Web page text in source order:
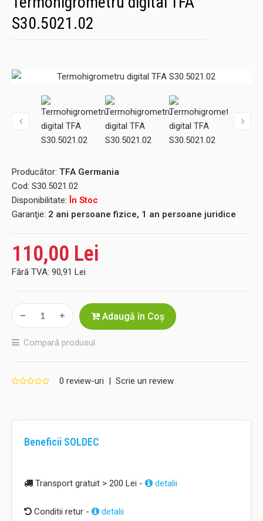
S30.5021.02
Producător: TFA Germania
Cod: S30.5021.02
Disponibilitate: În Stoc
Garanţie: 2 ani persoane fizice, 1 an persoane juridice
110,00 Lei
Fără TVA: 90,91 Lei
Adaugă în Coş
Compară produsul
0 review-uri | Scrie un review
Beneficii SOLDEC
Transport gratuit > 200 Lei - detalii
Conditii retur - detalii